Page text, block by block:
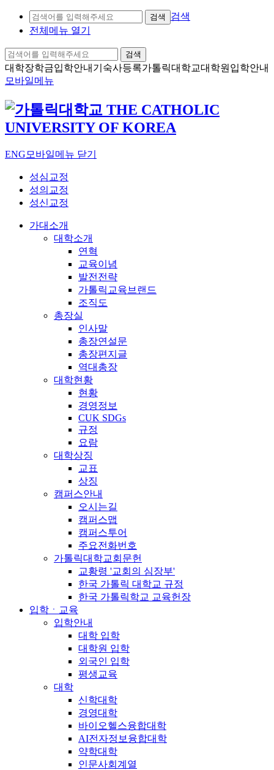
검색
검색
전체메뉴 열기
검색
대학장학금입학안내 기숙사등록가톨릭대학교대학원입학안내
모바일메뉴
ENG 모바일메뉴 닫기
성심교정
성의교정
성신교정
가대소개
대학소개
연혁
교육이념
발전전략
가톨릭교육브랜드
조직도
총장실
인사말
총장연설문
총장편지글
역대총장
대학현황
현황
경영정보
CUK SDGs
규정
요람
대학상징
교표
상징
캠퍼스안내
오시는길
캠퍼스맵
캠퍼스투어
주요전화번호
가톨릭대학교회문헌
교황령 '교회의 심장부'
한국 가톨릭 대학교 규정
한국 가톨릭학교 교육헌장
입학ㆍ교육
입학안내
대학 입학
대학원 입학
외국인 입학
평생교육
대학
신학대학
경영대학
바이오헬스융합대학
AI전자정보융합대학
약학대학
인문사회계열